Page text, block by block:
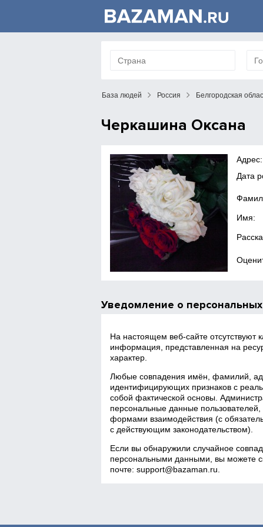
База людей Россия Белгородская
Черкашина Оксана
Дата
Имя:
Уведомление о
На настоящем веб‑сайте
информация, представленная на
характер.
Любые совпадения имён, фамилий,
идентифицирующих признаков с
собой фактической основы.
персональные данные
формами взаимодействия (с
с действующим законодательством).
Если вы обнаружили случайное
персональными данными, вы можете
почте:support@bazaman.ru